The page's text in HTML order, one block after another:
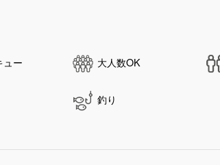
ュー 大人数OK
釣り